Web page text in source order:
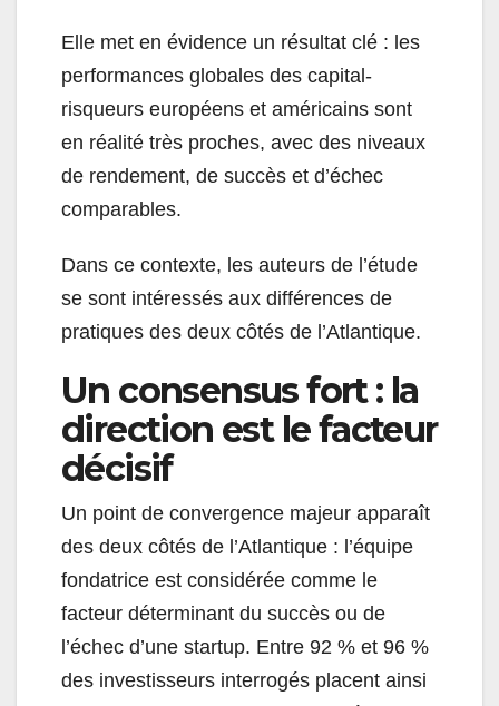
Elle met en évidence un résultat clé : les
performances globales des capital-
risqueurs européens et américains sont
en réalité très proches, avec des niveaux
de rendement, de succès et d’échec
comparables.
Dans ce contexte, les auteurs de l’étude
se sont intéressés aux différences de
pratiques des deux côtés de l’Atlantique.
Un consensus fort : la
direction est le facteur
décisif
Un point de convergence majeur apparaît
des deux côtés de l’Atlantique : l’équipe
fondatrice est considérée comme le
facteur déterminant du succès ou de
l’échec d’une startup. Entre 92 % et 96 %
des investisseurs interrogés placent ainsi